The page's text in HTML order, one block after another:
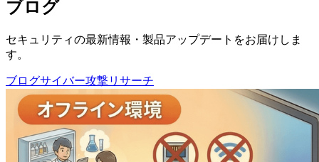
ブログ
セキュリティの最新情報・製品アップデートをお届けしま
す。
ブログサイバー攻撃リサーチ